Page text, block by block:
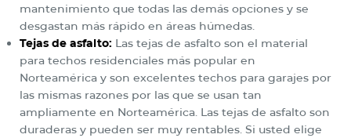
mantenimiento que todas las demás opciones y se
desgastan más rápido en áreas húmedas.
Tejas de asfalto: Las tejas de asfalto son el material
para techos residenciales más popular en
Norteamérica y son excelentes techos para garajes por
las mismas razones por las que se usan tan
ampliamente en Norteamérica. Las tejas de asfalto son
duraderas y pueden ser muy rentables. Si usted elige